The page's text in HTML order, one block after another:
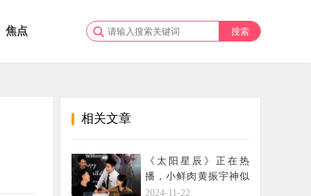
焦点
相关文章
《太阳星辰》正在热
播，小鲜肉黄振宇神似
丁海寅引爆关注！
2024-11-22